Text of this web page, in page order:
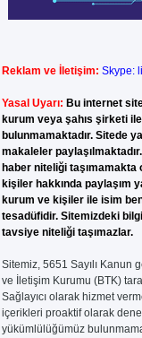
Reklam ve İletişim: Skype:
Yasal Uyarı: Bu internet
kurum veya şahıs şirketi
bulunmamaktadır. Sitede
makaleler
haber niteliği
kişiler hakkında paylaşım
kurum ve kişiler ile isim
tesadüfidir. Sitemizdeki
tavsiye niteliği taşımazlar.
Sitemiz, 5651 Sayılı Kanun
ve İletişim Kurumu (BTK)
Sağlayıcı olarak hizmet
içerikleri proaktif olarak
yükümlülüğümüz